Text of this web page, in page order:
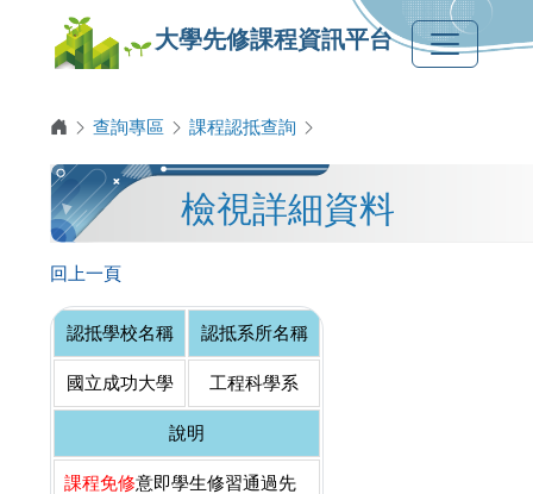
大學先修課程資訊平台
查詢專區 課程認抵查詢
檢視詳細資料
回上一頁
認抵學校名稱 認抵系所名稱
國立成功大學 工程科學系
說明
課程免修意即學生修習通過先